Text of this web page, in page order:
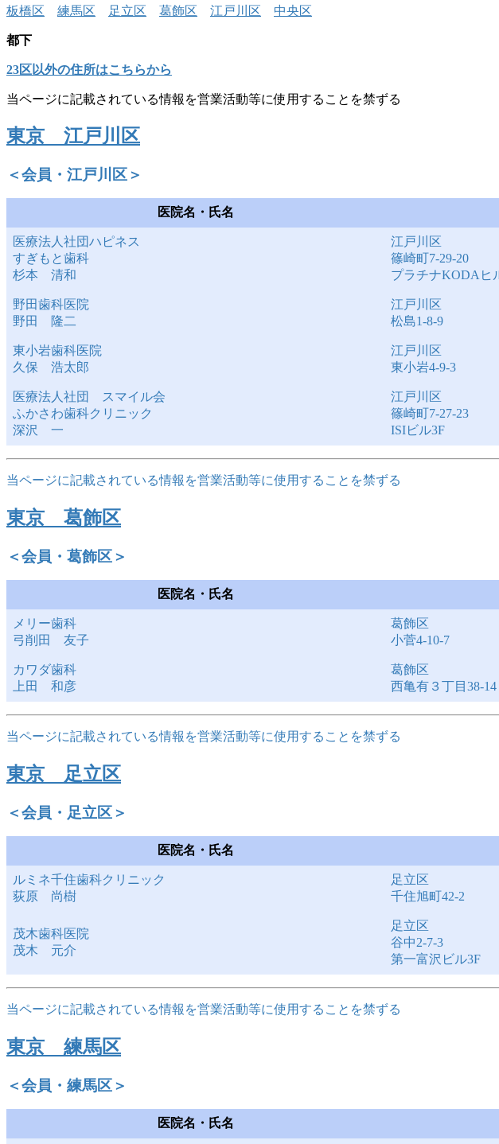
板橋区 練馬区 足立区 葛飾区 江戸川区 中央区
都下
23区以外の住所はこちらから
当ページに記載されている情報を営業活動等に使用することを禁ずる
東京 江戸川区
＜会員・江戸川区＞
医院名・氏名
医療法人社団ハピネス
すぎもと歯科
杉本 清和
江戸川区
篠崎町7-29-20
プラチナKODAヒ
野田歯科医院
野田 隆二
江戸川区
松島1-8-9
東小岩歯科医院
久保 浩太郎
江戸川区
東小岩4-9-3
医療法人社団 スマイル会
ふかさわ歯科クリニック
深沢 一
江戸川区
篠崎町7-27-23
ISIビル3F
当ページに記載されている情報を営業活動等に使用することを禁ずる
東京 葛飾区
＜会員・葛飾区＞
医院名・氏名
メリー歯科
弓削田 友子
葛飾区
小菅4-10-7
カワダ歯科
上田 和彦
葛飾区
西亀有３丁目38-14
当ページに記載されている情報を営業活動等に使用することを禁ずる
東京 足立区
＜会員・足立区＞
医院名・氏名
ルミネ千住歯科クリニック
荻原 尚樹
足立区
千住旭町42-2
茂木歯科医院
茂木 元介
足立区
谷中2-7-3
第一富沢ビル3F
当ページに記載されている情報を営業活動等に使用することを禁ずる
東京 練馬区
＜会員・練馬区＞
医院名・氏名